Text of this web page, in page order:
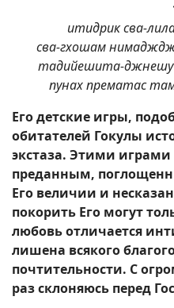
итидрик сва-
сва-гхошам
тадийешита-
пунах прематас
Его детские игры,
обитателей Гокулы
экстаза. Этими
преданным,
Его величии и
покорить Его могут
любовь отличается
лишена всякого
почтительности. С
раз склоняюсь перед